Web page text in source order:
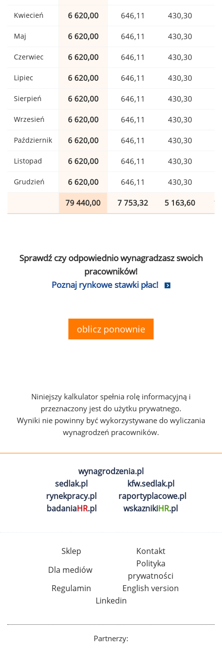
Kwiecień 6 620,00 646,11 430,30
Maj 6 620,00 646,11 430,30
Czerwiec 6 620,00 646,11 430,30
Lipiec 6 620,00 646,11 430,30
Sierpień 6 620,00 646,11 430,30
Wrzesień 6 620,00 646,11 430,30
Październik 6 620,00 646,11 430,30
Listopad 6 620,00 646,11 430,30
Grudzień 6 620,00 646,11 430,30
79 440,00 7 753,32 5 163,60 1
Sprawdź czy odpowiednio wynagradzasz swoich
pracowników!
Poznaj rynkowe stawki płac!
oblicz ponownie
Niniejszy kalkulator spełnia rolę informacyjną i
przeznaczony jest do użytku prywatnego.
Wyniki nie powinny być wykorzystywane do wyliczania
wynagrodzeń pracowników.
wynagrodzenia.pl
sedlak.pl
kfw.sedlak.pl
rynekpracy.pl
raportyplacowe.pl
badaniaHR.pl wskaznikiHR.pl
Sklep
Kontakt
Dla mediów
Polityka
prywatności
Regulamin
English version
Linkedin
Partnerzy: